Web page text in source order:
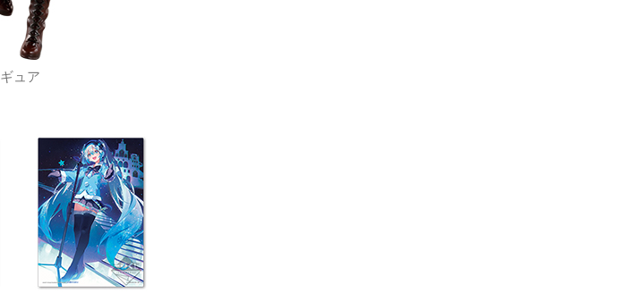
ュア